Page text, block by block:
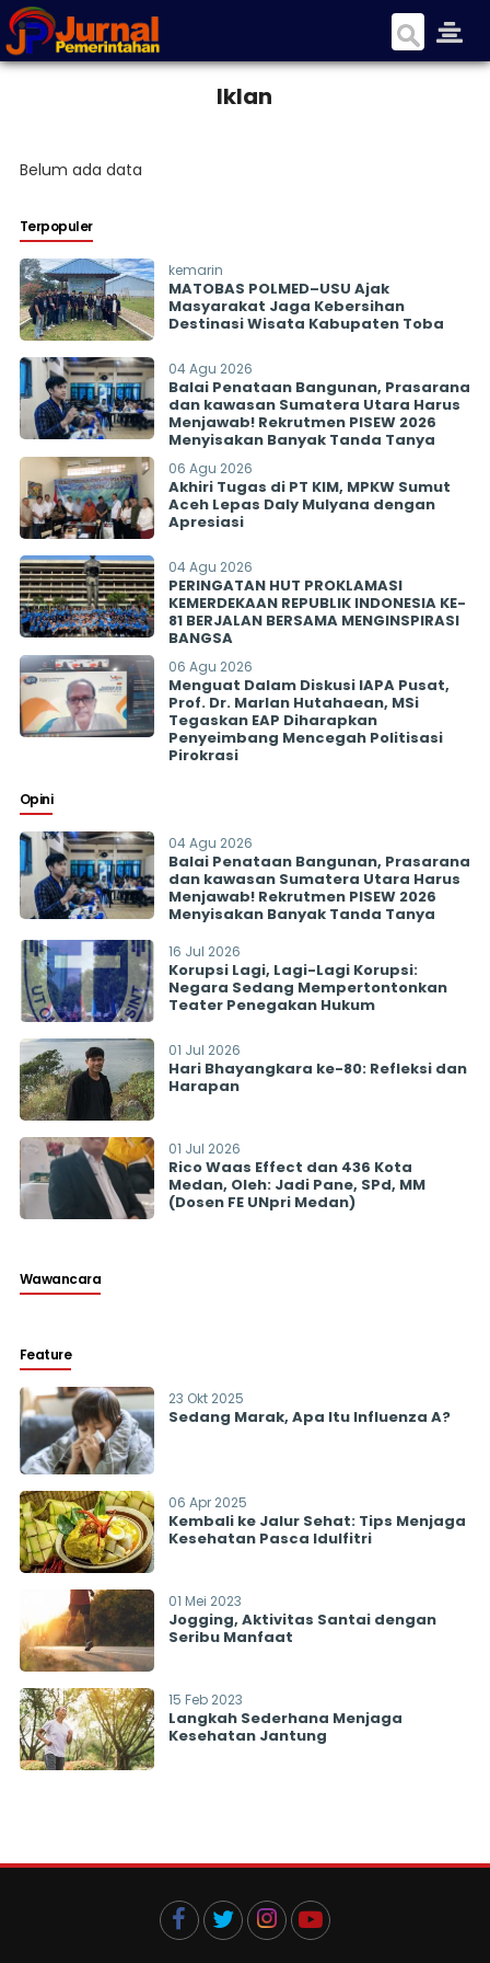
Iklan
Belum ada data
Terpopuler
kemarin
MATOBAS POLMED–USU Ajak
Masyarakat Jaga Kebersihan
Destinasi Wisata Kabupaten Toba
04 Agu 2026
Balai Penataan Bangunan, Prasarana
dan kawasan Sumatera Utara Harus
Menjawab! Rekrutmen PISEW 2026
Menyisakan Banyak Tanda Tanya
06 Agu 2026
Akhiri Tugas di PT KIM, MPKW Sumut
Aceh Lepas Daly Mulyana dengan
Apresiasi
04 Agu 2026
PERINGATAN HUT PROKLAMASI
KEMERDEKAAN REPUBLIK INDONESIA KE-
81 BERJALAN BERSAMA MENGINSPIRASI
BANGSA
06 Agu 2026
Menguat Dalam Diskusi IAPA Pusat,
Prof. Dr. Marlan Hutahaean, MSi
Tegaskan EAP Diharapkan
Penyeimbang Mencegah Politisasi
Pirokrasi
Opini
04 Agu 2026
Balai Penataan Bangunan, Prasarana
dan kawasan Sumatera Utara Harus
Menjawab! Rekrutmen PISEW 2026
Menyisakan Banyak Tanda Tanya
16 Jul 2026
Korupsi Lagi, Lagi-Lagi Korupsi:
Negara Sedang Mempertontonkan
Teater Penegakan Hukum
01 Jul 2026
Hari Bhayangkara ke-80: Refleksi dan
Harapan
01 Jul 2026
Rico Waas Effect dan 436 Kota
Medan, Oleh: Jadi Pane, SPd, MM
(Dosen FE UNpri Medan)
Wawancara
Feature
23 Okt 2025
Sedang Marak, Apa Itu Influenza A?
06 Apr 2025
Kembali ke Jalur Sehat: Tips Menjaga
Kesehatan Pasca Idulfitri
01 Mei 2023
Jogging, Aktivitas Santai dengan
Seribu Manfaat
15 Feb 2023
Langkah Sederhana Menjaga
Kesehatan Jantung